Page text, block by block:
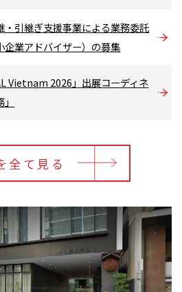
・引継ぎ支援事業による業務委託
企業アドバイザー）の募集
Vietnam 2026」出展コーディネ
全て見る